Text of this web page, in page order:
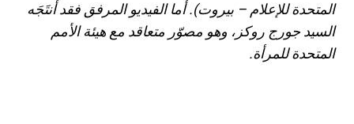
المتحدة للإعلام – بيروت). أما الفيديو المرفق فقد أنتَجَه
السيد جورج روكز، وهو مصوّر متعاقد مع هيئة الأمم
المتحدة للمرأة.